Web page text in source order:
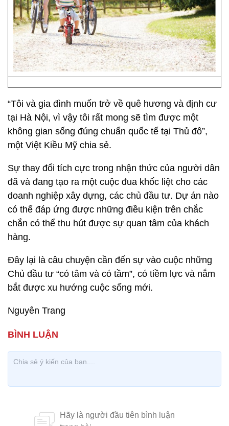
“Tôi và gia đình muốn trở về quê hương và định cư
tại Hà Nội, vì vậy tôi rất mong sẽ tìm được một
không gian sống đúng chuẩn quốc tế tại Thủ đô”,
một Việt Kiều Mỹ chia sẻ.
Sự thay đổi tích cực trong nhận thức của người dân
đã và đang tạo ra một cuộc đua khốc liệt cho các
doanh nghiệp xây dựng, các chủ đầu tư. Dự án nào
có thể đáp ứng được những điều kiện trên chắc
chắn có thể thu hút được sự quan tâm của khách
hàng.
Đây lại là câu chuyện cần đến sự vào cuộc những
Chủ đầu tư “có tâm và có tầm”, có tiềm lực và nắm
bắt được xu hướng cuộc sống mới.
Nguyên Trang